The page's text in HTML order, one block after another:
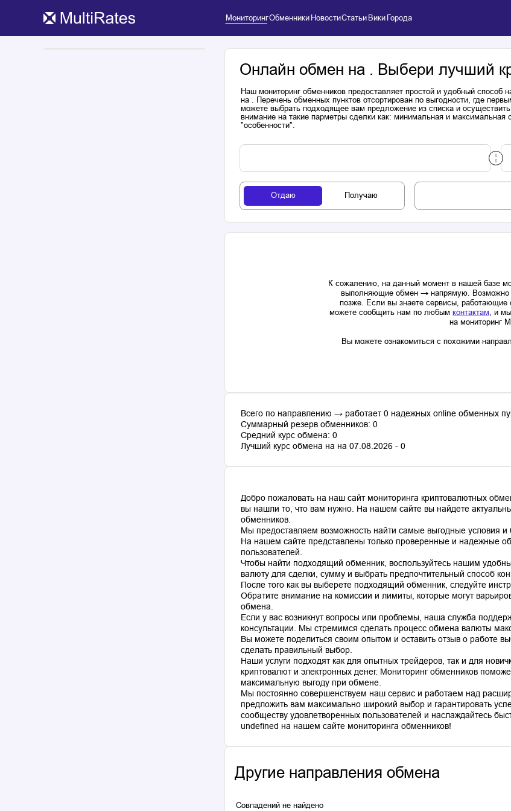
МониторингОбменники НовостиСтатьи Вики Города
Онлайн обмен на . Выбери лучший
Наш мониторинг обменников предоставляет простой и удобный
на . Перечень обменных пунктов отсортирован по выгодности, где
можете выбрать подходящее вам предложение из списка и
внимание на такие парметры сделки как: минимальная и
"особенности".
Отдаю Получаю
К сожалению, на данный момент в нашей базе
выполняющие обмен → напрямую. Возможно
позже. Если вы знаете сервисы, работающие
можете сообщить нам по любым контактам, и
на мониторинг
Вы можете ознакомиться с похожими
Всего по направлению → работает 0 надежных online обменных
Суммарный резерв обменников: 0
Средний курс обмена: 0
Лучший курс обмена на на 07.08.2026 - 0
Добро пожаловать на наш сайт мониторинга криптовалютных
вы нашли то, что вам нужно. На нашем сайте вы найдете
обменников.
Мы предоставляем возможность найти самые выгодные условия
На нашем сайте представлены только проверенные и надежные
пользователей.
Чтобы найти подходящий обменник, воспользуйтесь нашим
валюту для сделки, сумму и выбрать предпочтительный способ
После того как вы выберете подходящий обменник, следуйте
Обратите внимание на комиссии и лимиты, которые могут
обмена.
Если у вас возникнут вопросы или проблемы, наша служба
консультации. Мы стремимся сделать процесс обмена валюты
Вы можете поделиться своим опытом и оставить отзыв о работе
сделать правильный выбор.
Наши услуги подходят как для опытных трейдеров, так и для
криптовалют и электронных денег. Мониторинг обменников
максимальную выгоду при обмене.
Мы постоянно совершенствуем наш сервис и работаем над
предложить вам максимально широкий выбор и гарантировать
сообществу удовлетворенных пользователей и наслаждайтесь
Другие направления обмена
Совпадений не найдено